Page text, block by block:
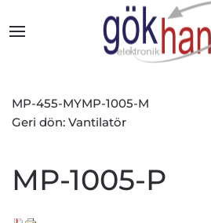
MP-455-MYMP-1005-M
Geri dön: Vantilatör
MP-1005-P